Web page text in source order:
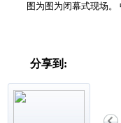
图为图为闭幕式现场。
分享到: